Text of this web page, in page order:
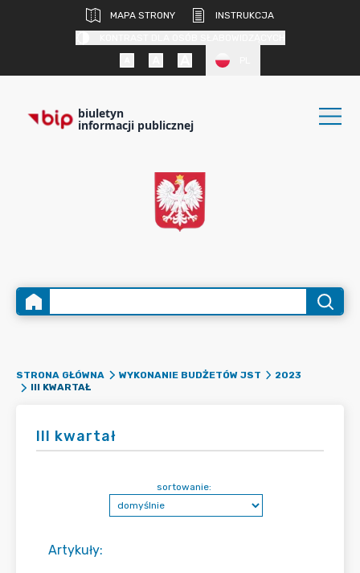
MAPA STRONY
INSTRUKCJA
biuletyn
informacji publicznej
STRONA GŁÓWNA WYKONANIE BUDŻETÓW JST
2023
III KWARTAŁ
III kwartał
Artykuły:
sortowanie: